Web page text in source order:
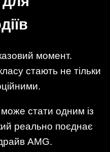
момент.
стають не тільки
стати одним із
реально поєднає
AMG.